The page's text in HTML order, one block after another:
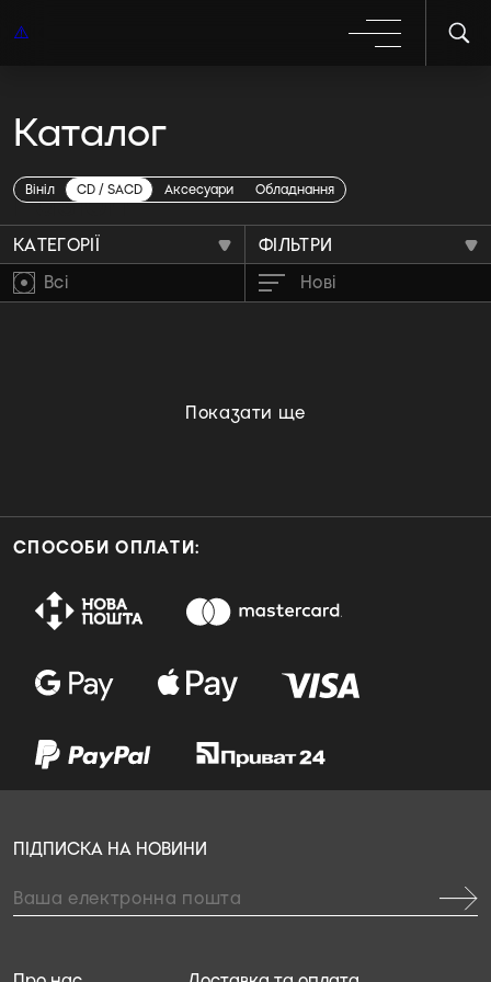
Каталог
Вініл CD / SACD Аксесуари Обладнання
Fusion
КАТЕГОРІЇ
ФІЛЬТРИ
Всі
Нові
Показати ще
СПОСОБИ ОПЛАТИ:
ПІДПИСКА НА НОВИНИ